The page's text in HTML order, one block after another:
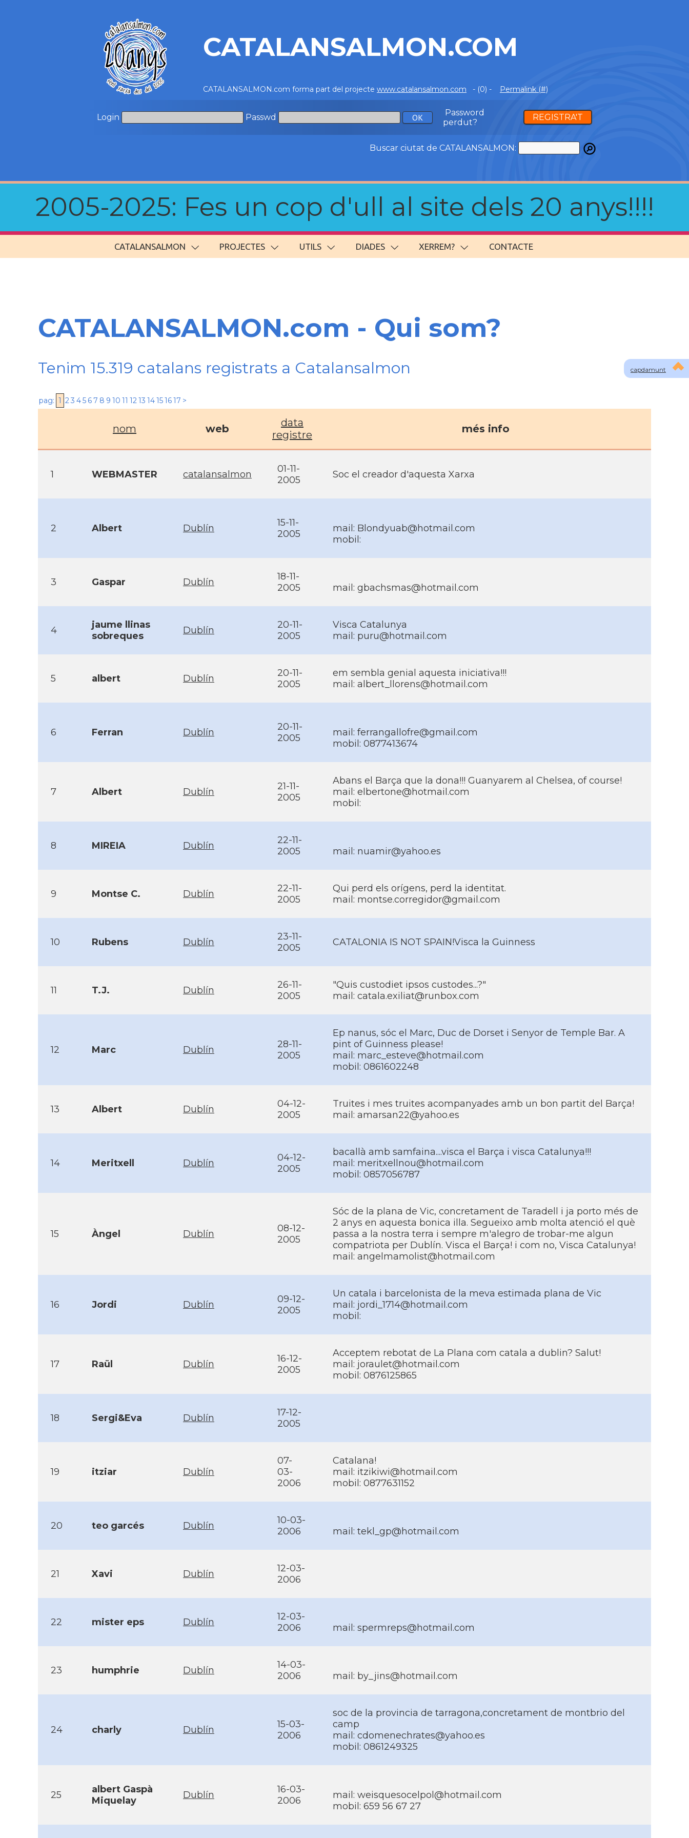
CATALANSALMON.COM
CATALANSALMON.com forma part del projecte www.catalansalmon.com - (0) - Permalink (#)
Login Passwd
Password
perdut?
REGISTRA'T
Buscar ciutat de CATALANSALMON:
2005-2025: Fes un cop d'ull al site dels 20 anys!!!!
CATALANSALMON PROJECTES UTILS DIADES XERREM? CONTACTE
capdamunt
CATALANSALMON.com - Qui som?
Tenim 15.319 catalans registrats a Catalansalmon
pag: 1 23 45 6 7 8 9 10 11 1213 14151617 >
nom web
data
registre
més info
1 WEBMASTER catalansalmon
01-11-
2005
Soc el creador d'aquesta Xarxa
2 Albert Dublín
15-11-
2005
mail: Blondyuab@hotmail.com
mobil:
3 Gaspar Dublín
18-11-
2005
mail: gbachsmas@hotmail.com
4
jaume llinas
sobreques
Dublín
20-11-
2005
Visca Catalunya
mail: puru@hotmail.com
5 albert Dublín
20-11-
2005
em sembla genial aquesta iniciativa!!!
mail: albert_llorens@hotmail.com
6 Ferran Dublín
20-11-
2005
mail: ferrangallofre@gmail.com
mobil: 0877413674
7 Albert Dublín
21-11-
2005
Abans el Barça que la dona!!! Guanyarem al Chelsea, of course!
mail: elbertone@hotmail.com
mobil:
8 MIREIA Dublín
22-11-
2005
mail: nuamir@yahoo.es
9 Montse C. Dublín
22-11-
2005
Qui perd els orí­gens, perd la identitat.
mail: montse.corregidor@gmail.com
10 Rubens Dublín
23-11-
2005
CATALONIA IS NOT SPAIN!Visca la Guinness
11 T.J. Dublín
26-11-
2005
"Quis custodiet ipsos custodes...?"
mail: catala.exiliat@runbox.com
12 Marc Dublín
28-11-
2005
Ep nanus, sóc el Marc, Duc de Dorset i Senyor de Temple Bar. A
pint of Guinness please!
mail: marc_esteve@hotmail.com
mobil: 0861602248
13 Albert Dublín
04-12-
2005
Truites i mes truites acompanyades amb un bon partit del Barça!
mail: amarsan22@yahoo.es
14 Meritxell Dublín
04-12-
2005
bacallà amb samfaina....visca el Barça i visca Catalunya!!!
mail: meritxellnou@hotmail.com
mobil: 0857056787
15 Àngel Dublín
08-12-
2005
Sóc de la plana de Vic, concretament de Taradell i ja porto més de
2 anys en aquesta bonica illa. Segueixo amb molta atenció el què
passa a la nostra terra i sempre m'alegro de trobar-me algun
compatriota per Dublí­n. Visca el Barça! i com no, Visca Catalunya!
mail: angelmamolist@hotmail.com
16 Jordi Dublín
09-12-
2005
Un catala i barcelonista de la meva estimada plana de Vic
mail: jordi_1714@hotmail.com
mobil:
17 Raül Dublín
16-12-
2005
Acceptem rebotat de La Plana com catala a dublin? Salut!
mail: joraulet@hotmail.com
mobil: 0876125865
18 Sergi&Eva Dublín
17-12-
2005
19 itziar Dublín
07-
03-
2006
Catalana!
mail: itzikiwi@hotmail.com
mobil: 0877631152
20 teo garcés Dublín
10-03-
2006
mail: tekl_gp@hotmail.com
21 Xavi Dublín
12-03-
2006
22 mister eps Dublín
12-03-
2006
mail: spermreps@hotmail.com
23 humphrie Dublín
14-03-
2006
mail: by_jins@hotmail.com
24 charly Dublín
15-03-
2006
soc de la provincia de tarragona,concretament de montbrio del
camp
mail: cdomenechrates@yahoo.es
mobil: 0861249325
25
albert Gaspà
Miquelay
Dublín
16-03-
2006
mail: weisquesocelpol@hotmail.com
mobil: 659 56 67 27